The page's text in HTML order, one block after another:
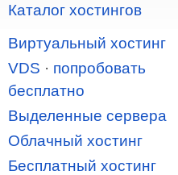
Каталог хостингов
Виртуальный хостинг
VDS · попробовать
бесплатно
Выделенные сервера
Облачный хостинг
Бесплатный хостинг